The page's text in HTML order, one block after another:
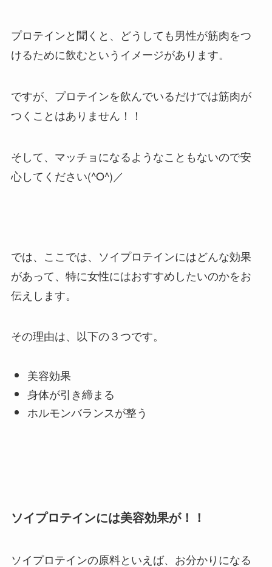
プロテインと聞くと、どうしても男性が筋肉をつ
けるために飲むというイメージがあります。
ですが、プロテインを飲んでいるだけでは筋肉が
つくことはありません！！
そして、マッチョになるようなこともないので安
心してください(^O^)／
では、ここでは、ソイプロテインにはどんな効果
があって、特に女性にはおすすめしたいのかをお
伝えします。
その理由は、以下の３つです。
美容効果
身体が引き締まる
ホルモンバランスが整う
ソイプロテインには美容効果が！！
ソイプロテインの原料といえば、お分かりになる